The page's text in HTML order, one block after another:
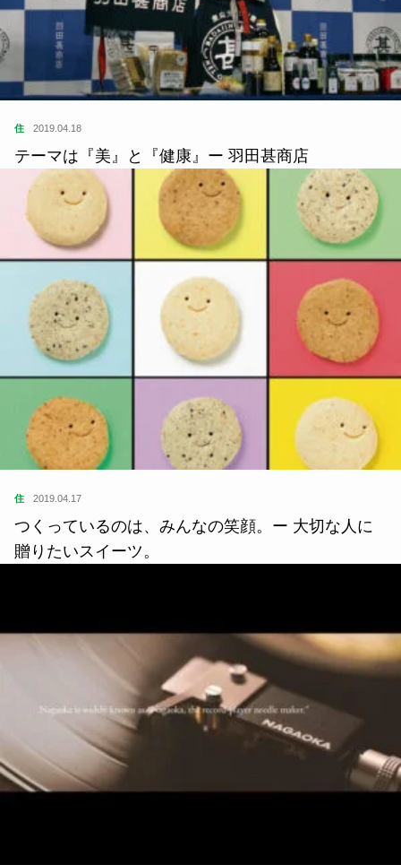
住 2019.04.18
テーマは『美』と『健康』ー 羽田甚商店
住 2019.04.17
つくっているのは、みんなの笑顔。ー 大切な人に
贈りたいスイーツ。